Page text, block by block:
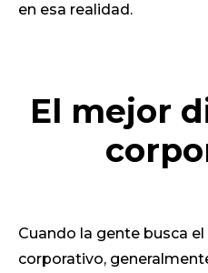
en esa realidad.
El mejor
Cuando la gente busca
corporativo,